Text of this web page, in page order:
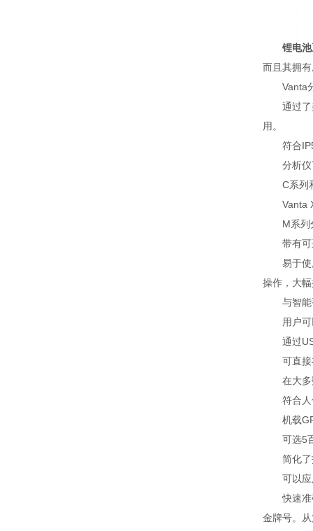
锂电
而且其拥
Vanta分
通过了美
用。
符合IP55
分析仪可
C系列和
Vanta
M系列分
带有可选
易于使用
操作，大
与智能手
用户可以
通过USB
可直接在
在大多数
符合人体
机载GPS
可选5百
简化了报
可以应用
快速准确
金牌号。